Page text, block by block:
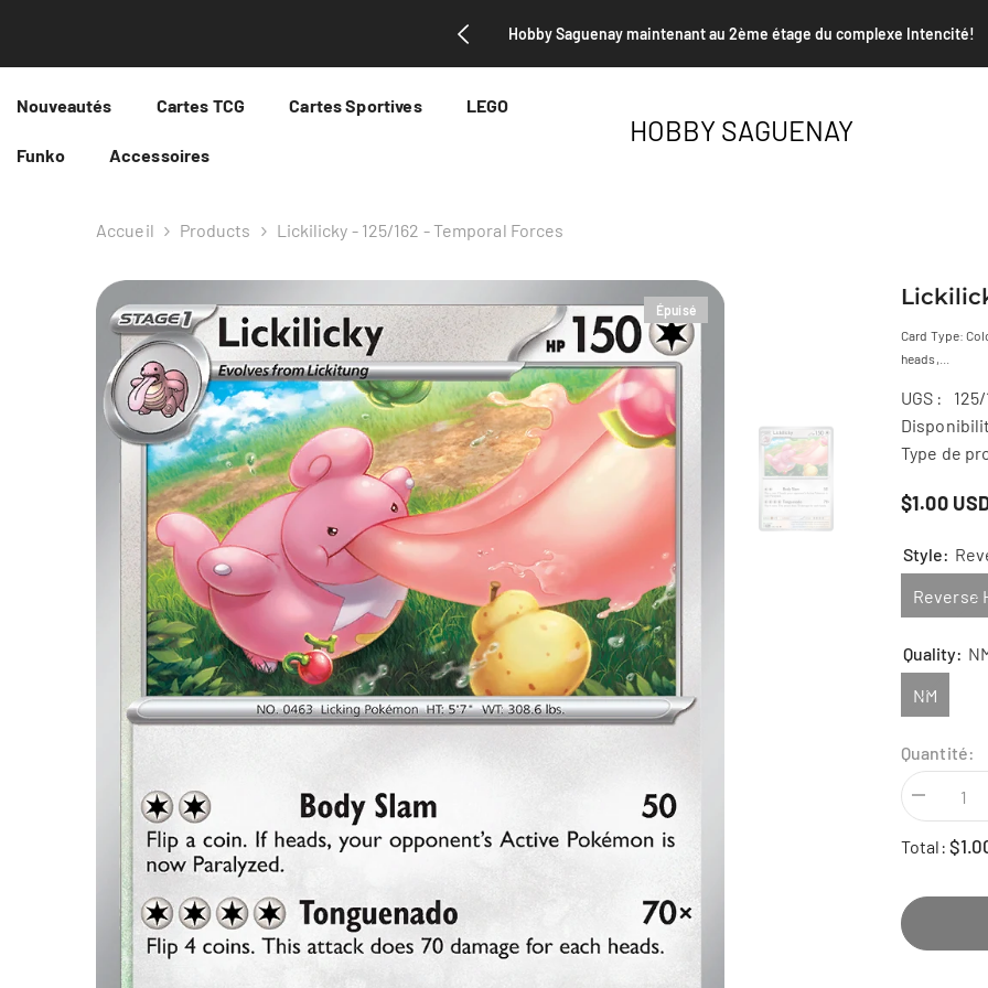
Envoi PSA et TAG de janvier - Date limite le 25 janvier 2026
Nouveautés Cartes TCG Cartes Sportives LEGO
Funko Accessoires
HOBBY SAGUENAY
Accueil Products Lickilicky - 125/162 - Temporal Forces
Épuisé
Card Type:
heads,...
UGS :
125/
Type de
$1.00
Style:
Reverse
Quality:
NM
Quantité:
Diminuer
la
quantité
pour
125/162
Forces
Total: